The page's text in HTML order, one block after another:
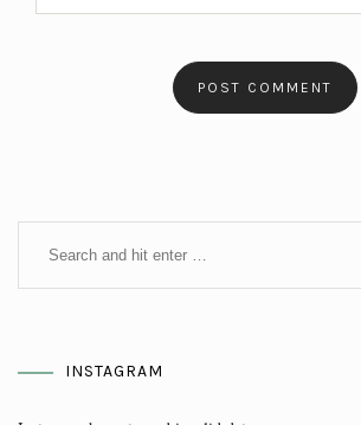
INSTAGRAM